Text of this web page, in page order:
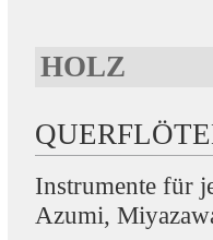
HOLZ
Instrumente für
Azumi,